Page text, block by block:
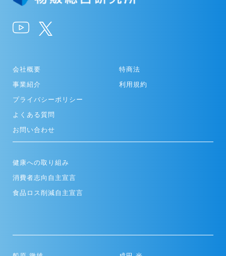
会社概要
事業紹介
プライバシーポリシー
よくある質問
お問い合わせ
特商法
利用規約
健康への取り組み
消費者志向自主宣言
食品ロス削減自主宣言